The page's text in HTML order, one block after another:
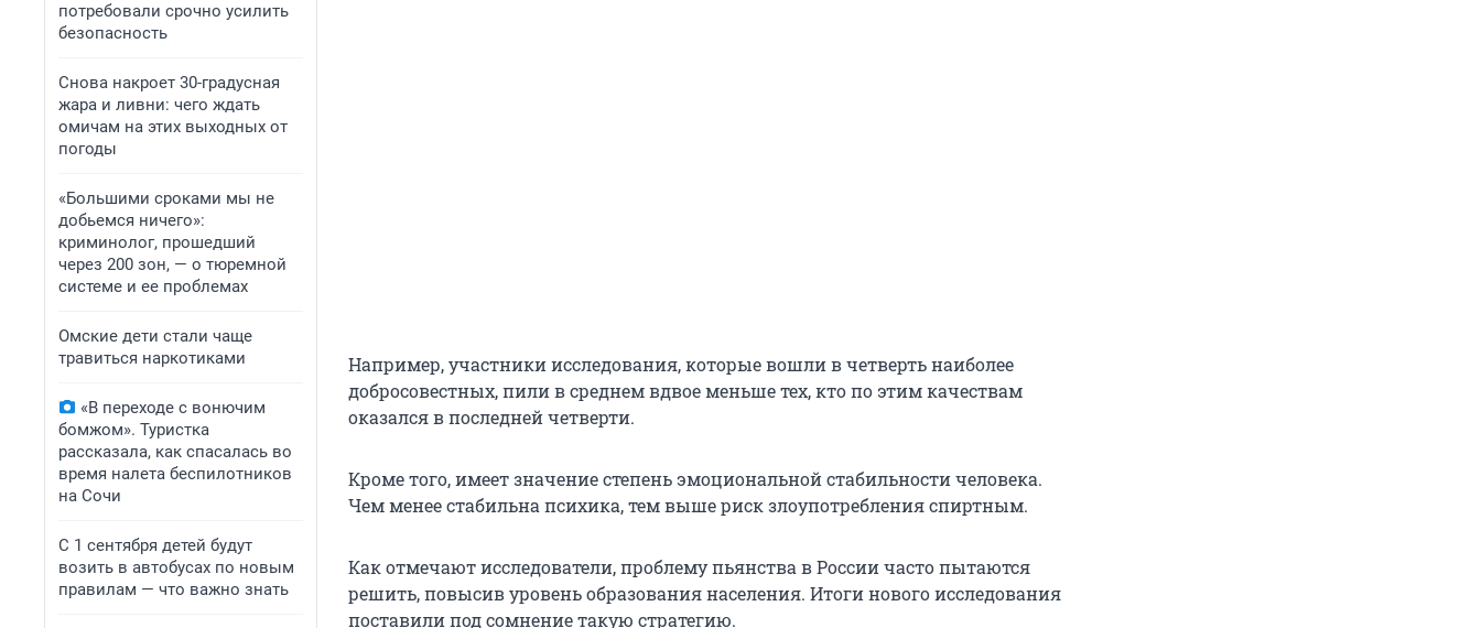
потребовали срочно усилить
безопасность
Снова накроет 30-градусная
жара и ливни: чего ждать
омичам на этих выходных от
погоды
«Большими сроками мы не
добьемся ничего»:
криминолог, прошедший
через 200 зон, — о тюремной
системе и ее проблемах
Омские дети стали чаще
травиться наркотиками
«В переходе с вонючим
бомжом». Туристка
рассказала, как спасалась во
время налета беспилотников
на Сочи
С 1 сентября детей будут
возить в автобусах по новым
правилам — что важно знать
Например, участники исследования, которые вошли в четверть наиболее
добросовестных, пили в среднем вдвое меньше тех, кто по этим качествам
оказался в последней четверти.
Кроме того, имеет значение степень эмоциональной стабильности человека.
Чем менее стабильна психика, тем выше риск злоупотребления спиртным.
Как отмечают исследователи, проблему пьянства в России часто пытаются
решить, повысив уровень образования населения. Итоги нового исследования
поставили под сомнение такую стратегию.